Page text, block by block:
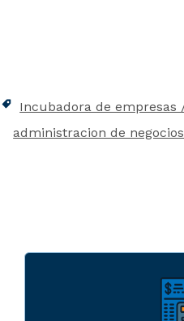
Incubadora de empresas
administracion de negocios